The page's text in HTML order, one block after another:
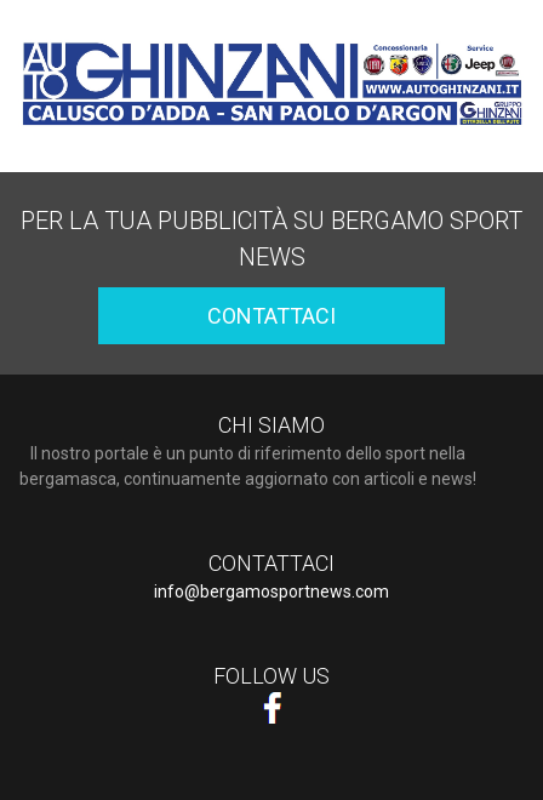
PER LA TUA PUBBLICITÀ SU BERGAMO SPORT
NEWS
CONTATTACI
CHI SIAMO
Il nostro portale è un punto di riferimento dello sport nella
bergamasca, continuamente aggiornato con articoli e news!
CONTATTACI
info@bergamosportnews.com
FOLLOW US